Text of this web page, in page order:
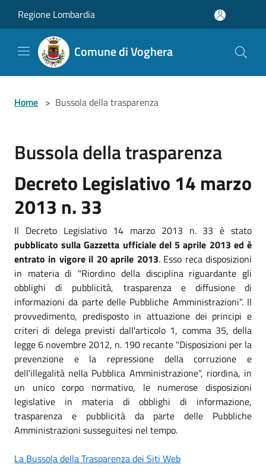
Regione Lombardia
Comune di Voghera
Home > Bussola della trasparenza
Bussola della trasparenza
Decreto Legislativo 14 marzo
2013 n. 33
Il Decreto Legislativo 14 marzo 2013 n. 33 è stato
pubblicato sulla Gazzetta ufficiale del 5 aprile 2013 ed è
entrato in vigore il 20 aprile 2013. Esso reca disposizioni
in materia di "Riordino della disciplina riguardante gli
obblighi di pubblicità, trasparenza e diffusione di
informazioni da parte delle Pubbliche Amministrazioni". Il
provvedimento, predisposto in attuazione dei principi e
criteri di delega previsti dall'articolo 1, comma 35, della
legge 6 novembre 2012, n. 190 recante "Disposizioni per la
prevenzione e la repressione della corruzione e
dell'illegalità nella Pubblica Amministrazione", riordina, in
un unico corpo normativo, le numerose disposizioni
legislative in materia di obblighi di informazione,
trasparenza e pubblicità da parte delle Pubbliche
Amministrazioni susseguitesi nel tempo.
La Bussola della Trasparenza dei Siti Web